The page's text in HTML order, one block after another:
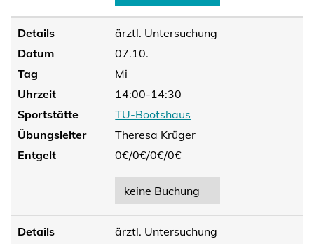
Details
ärztl. Untersuchung
Datum
07.10.
Tag
Mi
Uhrzeit
14:00-14:30
Sportstätte
TU-Bootshaus
Übungsleiter
Theresa Krüger
Entgelt
0€/0€/0€/0€
keine Buchung
Details
ärztl. Untersuchung